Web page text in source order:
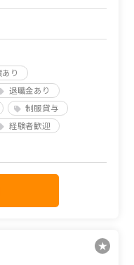
り
退職金あり
制服貸与
経験者歓迎